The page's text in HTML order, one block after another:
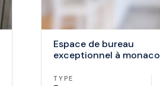
espace de bureau
exceptionnel à monaco
TYPE